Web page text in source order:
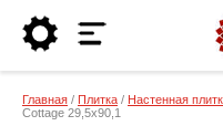
Главная / Плитка / Настенная
Cottage 29,5х90,1